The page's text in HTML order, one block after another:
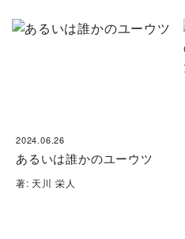
2024.06.26
あるいは誰かのユーウツ
著: 天川 栄人